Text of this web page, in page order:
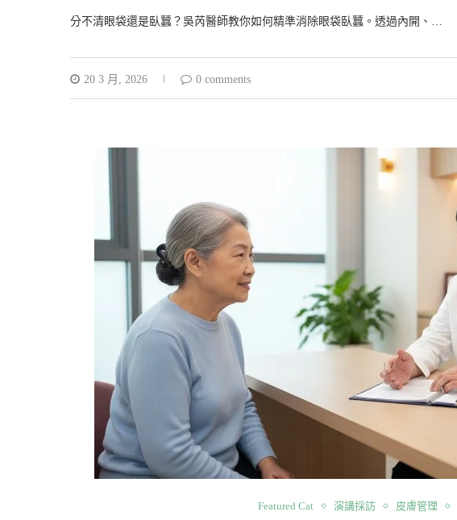
分不清眼袋還是臥蠶？吳芮醫師教你如何精準消除眼袋臥蠶。透過內開、…
20 3 月, 2026 0 comments
Featured Cat 演講採訪 皮膚管理